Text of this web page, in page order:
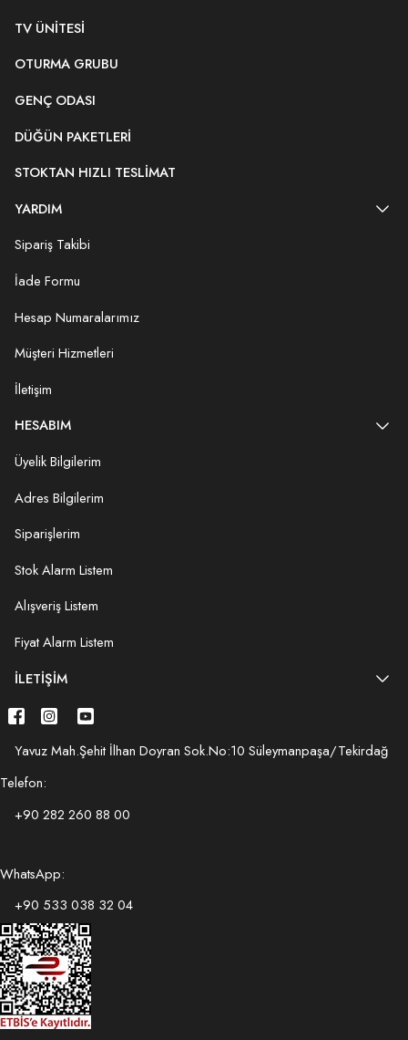
TV ÜNITESI
OTURMA GRUBU
GENÇ ODASI
DÜĞÜN PAKETLERI
STOKTAN HIZLI TESLIMAT
YARDIM
Sipariş Takibi
İade Formu
Hesap Numaralarımız
Müşteri Hizmetleri
İletişim
HESABIM
Üyelik Bilgilerim
Adres Bilgilerim
Siparişlerim
Stok Alarm Listem
Alışveriş Listem
Fiyat Alarm Listem
İLETIŞIM
Yavuz Mah.Şehit İlhan Doyran Sok.No:10 Süleymanpaşa/Tekirdağ
Telefon:
+90 282 260 88 00
WhatsApp:
+90 533 038 32 04